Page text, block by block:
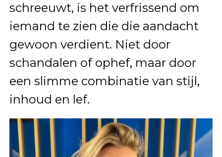
schreeuwt, is het verfrissend om
iemand te zien die die aandacht
gewoon verdient. Niet door
schandalen of ophef, maar door
een slimme combinatie van stijl,
inhoud en lef.